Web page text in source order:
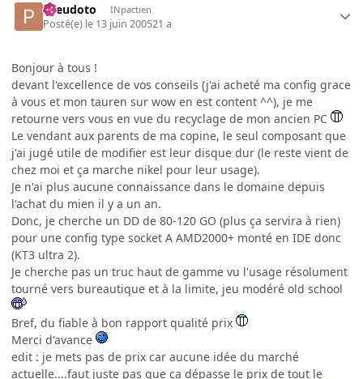
Pseudoto INpactien
Posté(e) le 13 juin 200521 a
Bonjour à tous !
devant l'excellence de vos conseils (j'ai acheté ma config grace
à vous et mon tauren sur wow en est content ^^), je me
retourne vers vous en vue du recyclage de mon ancien PC
Le vendant aux parents de ma copine, le seul composant que
j'ai jugé utile de modifier est leur disque dur (le reste vient de
chez moi et ça marche nikel pour leur usage).
Je n'ai plus aucune connaissance dans le domaine depuis
l'achat du mien il y a un an.
Donc, je cherche un DD de 80-120 GO (plus ça servira à rien)
pour une config type socket A AMD2000+ monté en IDE donc
(KT3 ultra 2).
Je cherche pas un truc haut de gamme vu l'usage résolument
tourné vers bureautique et à la limite, jeu modéré old school
Bref, du fiable à bon rapport qualité prix
Merci d'avance
edit : je mets pas de prix car aucune idée du marché
actuelle....faut juste pas que ça dépasse le prix de tout le